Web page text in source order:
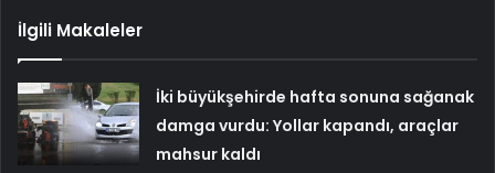
İlgili Makaleler
İki büyükşehirde hafta sonuna sağanak
damga vurdu: Yollar kapandı, araçlar
mahsur kaldı